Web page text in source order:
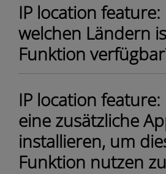
IP location feature:
welchen Ländern
Funktion
IP location
eine zusätzliche
installieren, um
Funktion nutzen